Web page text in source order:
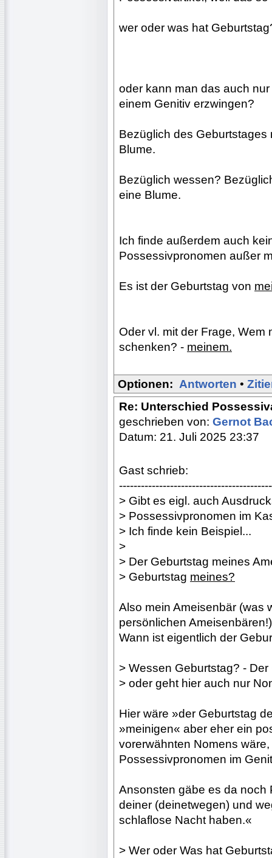
wer oder was hat
oder kann man das auch
einem Genitiv erzwingen?
Bezüglich des
Blume.
Bezüglich wessen?
eine Blume.
Ich finde außerdem auch
Possessivpronomen außer
Es ist der Geburtstag von
Oder vl. mit der Frage,
schenken? - meinem.
Optionen: Antworten •
Re: Unterschied
geschrieben von: Gernot
Datum: 21. Juli 2025 23:37
Gast schrieb:
> Gibt es eigl. auch
> Possessivpronomen im
> Ich finde kein Beispiel...
>
> Der Geburtstag meines
> Geburtstag meines?
Also mein Ameisenbär (was
persönlichen
Wann ist eigentlich der
> Wessen Geburtstag? -
> oder geht hier auch nur
Hier wäre »der Geburtstag
»meinigen« aber eher ein
vorerwähnten Nomens
Possessivpronomen im
Ansonsten gäbe es da noch
deiner (deinetwegen) und
schlaflose Nacht haben.«
> Wer oder Was hat